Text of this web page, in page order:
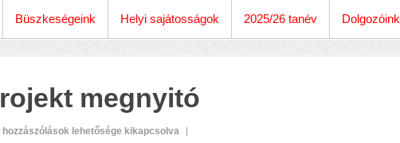
MENÜ
Büszkeségeink Helyi sajátosságok 2025/26 tanév Dolgozóink
megnyitó
hozzászólások lehetősége kikapcsolva